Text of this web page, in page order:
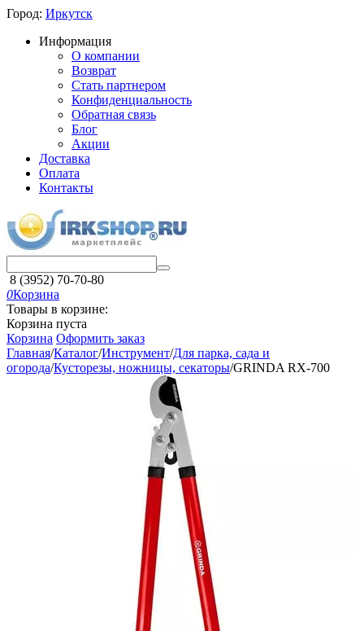
Город: Иркутск
Информация
О компании
Возврат
Стать партнером
Конфиденциальность
Обратная связь
Блог
Акции
Доставка
Оплата
Контакты
8 (3952) 70-70-80
0Корзина
Товары в корзине:
Корзина пуста
Корзина Оформить заказ
Главная/Каталог/Инструмент/Для парка, сада и
огорода/Кусторезы, ножницы, секаторы/GRINDA RX-700